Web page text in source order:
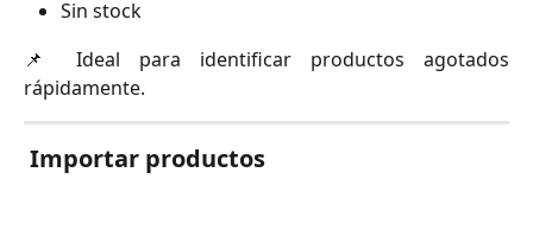
Sin stock
📌 Ideal para identificar productos agotados
rápidamente.
Importar productos